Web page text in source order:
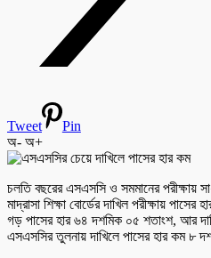
Tweet
Pin
অ- অ+
চলতি বছরের এসএসসি ও সমমানের পরীক্ষায়
মাদ্রাসা শিক্ষা বোর্ডের দাখিল পরীক্ষায়
গড় পাসের হার ৬৪ দশমিক ০৫ শতাংশ, আর
এসএসসির তুলনায় দাখিলে পাসের হার কম ৮